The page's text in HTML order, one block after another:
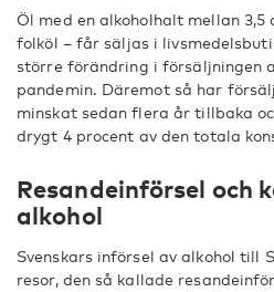
Öl med en alkoholhalt mellan 3,5
folköl – får säljas i
större förändring i försäljningen
pandemin. Däremot så har
minskat sedan flera år tillbaka
drygt 4 procent av den totala
Resandeinförsel och
alkohol
Svenskars införsel av alkohol till
resor, den så kallade